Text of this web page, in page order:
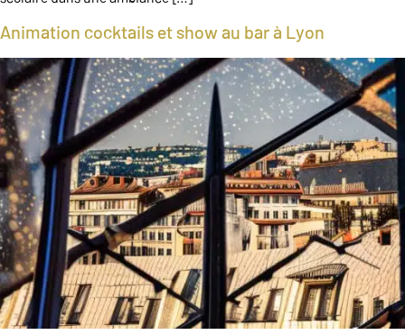
Animation cocktails et show au bar à Lyon